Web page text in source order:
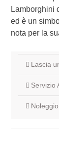
Lamborghini
ed è un
nota per la
Lascia
Servizio